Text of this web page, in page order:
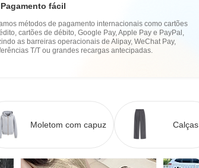
Pagamento fácil
métodos de pagamento internacionais como cartões
cartões de débito, Google Pay, Apple Pay e PayPal,
as barreiras operacionais de Alipay, WeChat Pay,
T/T ou grandes recargas antecipadas.
Moletom com capuz Calças